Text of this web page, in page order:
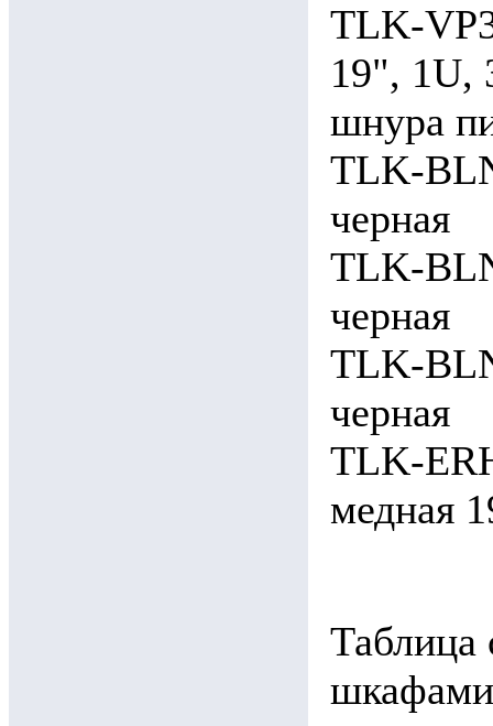
TLK-
19", 1U,
шнура
TLK-
черная
TLK-
черная
TLK-
черная
TLK-
медная
Таблица